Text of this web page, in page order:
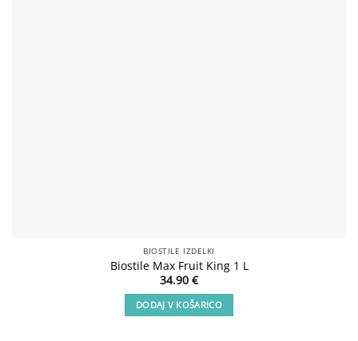
BIOSTILE IZDELKI
Biostile Max Fruit King 1 L
34.90 €
DODAJ V KOŠARICO